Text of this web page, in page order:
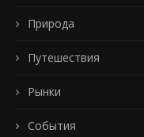
Природа
Путешествия
Рынки
События